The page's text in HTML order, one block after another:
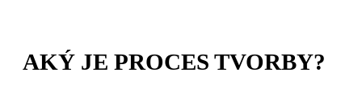
AKÝ JE PROCES TVORBY?